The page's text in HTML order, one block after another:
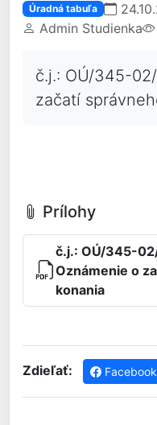
Úradná tabuľa
Admin Studienka
č.j.: OÚ/345-
začatí
Prílohy
č.j.: OÚ/345-
Oznámenie o
konania
Zdieľať: Facebook